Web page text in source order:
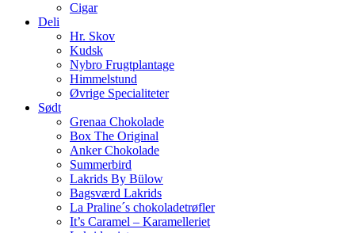
Cigar
Deli
Hr. Skov
Kudsk
Nybro Frugtplantage
Himmelstund
Øvrige Specialiteter
Sødt
Grenaa Chokolade
Box The Original
Anker Chokolade
Summerbird
Lakrids By Bülow
Bagsværd Lakrids
La Praline´s chokoladetrøfler
It’s Caramel – Karamelleriet